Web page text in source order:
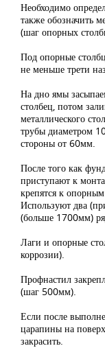
Необходимо
также обозначить
(шаг опорных
Под опорные
не меньше трети
На дно ямы
столбец, потом
металлического
трубы диаметром
стороны от 60мм.
После того как
приступают к
крепятся к
Используют два
(больше 1700мм)
Лаги и опорные
коррозии).
Профнастил
(шаг 500мм).
Если после
царапины на
закрасить.